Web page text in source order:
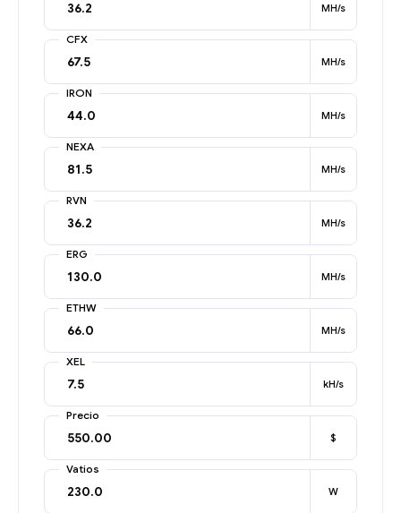
MH/s
CFX
MH/s
IRON
MH/s
NEXA
MH/s
RVN
MH/s
ERG
MH/s
ETHW
MH/s
XEL
kH/s
Precio
$
Vatios
W